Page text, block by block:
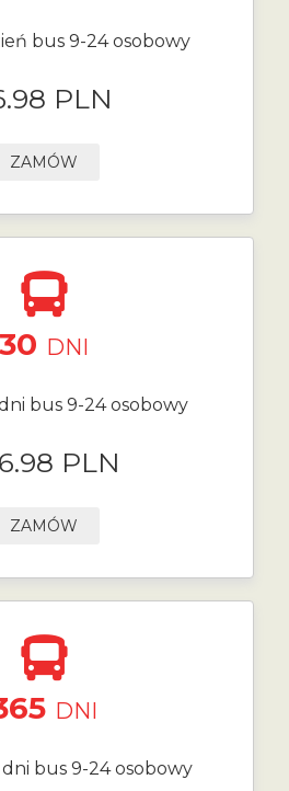
bus 9-24 osobowy
PLN
ZAMÓW
30 DNI
bus 9-24 osobowy
PLN
ZAMÓW
DNI
bus 9-24 osobowy